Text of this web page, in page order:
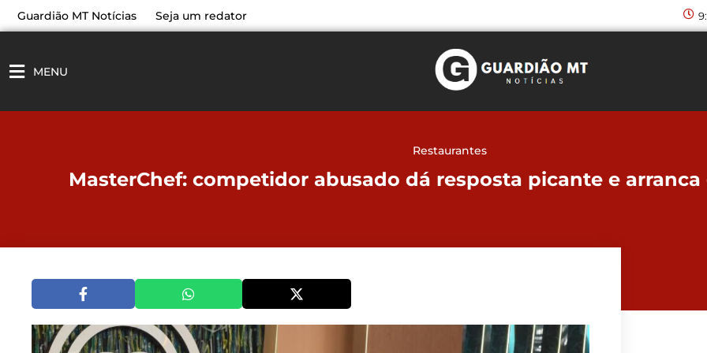
paraGuardião MT Notícias Seja um redator
MENU
Restaurantes
MasterChef: competidor abusado dá resposta picante e